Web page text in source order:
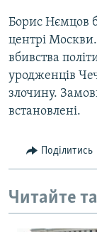
Борис Нємцов
центрі
вбивства
уродженців
злочину.
встановлені.
Поділитись
Читайте